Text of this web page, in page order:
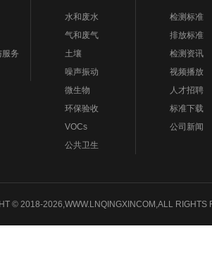
务
水和废水
气和废气
土壤
噪声振动
微生物
环保验收
VOCs
公共卫生
检测标准
排放标准
检测资讯
视频播放
人才招聘
标准下载
公司新闻
© 2018-2026,WWW.LNQINGXINCOM,ALL